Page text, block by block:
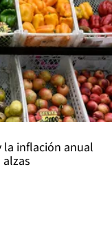
la inflación anual